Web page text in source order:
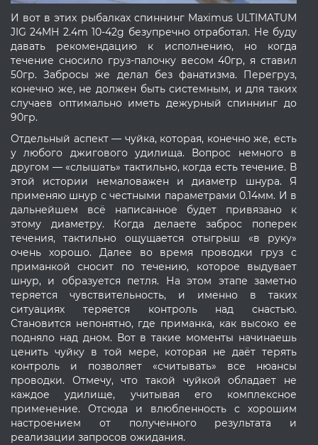
И вот в этих рыбалках спиннинг Maximus ULTIMATUM
JIG 24MH 2.4m 10-42g безупречно отработал. Не буду
давать рекомендацию к исполнению, но когда
течение сносило груз-палочку весом 40гр, я ставил
50гр. Забросы же делал без фанатизма. Перегруз,
конечно же, не должен быть системным, и для таких
случаев оптимально иметь дежурный спиннинг до
90гр.
Отдельный аспект — чуйка, которая, конечно же, есть
у любого джигового удилища. Вопрос немного в
другом — «слышать» тактильно, когда есть течение. В
этой истории немаловажен и диаметр шнура. Я
применяю шнур с честными параметрами 0.14мм. И в
дальнейшем всё написанное будет привязано к
этому диаметру. Когда делаете заброс поперек
течения, тактильно ощущается отыгрыш «в руку»
очень хорошо. Далее во время проводки груз с
приманкой сносит по течению, которое выдувает
шнур, и образуется петля. На этом этапе заметно
теряется чувствительность, и именно в таких
ситуациях теряется контроль над снастью.
Становится непонятно, где приманка, как высоко ее
подняло над дном. Вот в такие моменты начинаешь
ценить чуйку в той мере, которая не даёт терять
контроль и позволяет «считывать» все нюансы
проводки. Отмечу, что такой чуйкой обладает не
каждое удилище, учитывая его комплексное
применение. Отсюда и влюбленность с хорошим
настроением от полученного результата и
реализации запросов ожидания.